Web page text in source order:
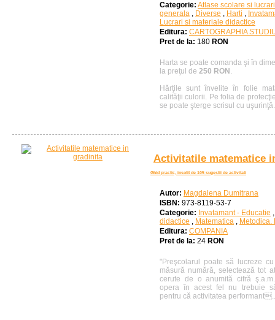
Categorie: Atlase scolare si
generala , Diverse , Harti ,
Lucrari si materiale didactice
Editura: CARTOGRAPHIA
Pret de la: 180 RON
Harta se poate comanda şi în
la preţul de 250 RON .
Hărţile sunt învelite în folie
calităţii culorii. Pe folia de
se poate şterge scrisul cu
Activitatile matematice
Ghid practic, insotit de 105 sugestii de activitati
Autor: Magdalena Dumitrana
ISBN: 973-8119-53-7
Categorie: Invatamant - Educatie
didactice , Matematica , Metodica.
Editura: COMPANIA
Pret de la: 24 RON
"Preşcolarul poate să lucreze
măsură numără, selectează tot
cerute de o anumită cifră
opera în acest fel nu trebuie
pentru că activitatea